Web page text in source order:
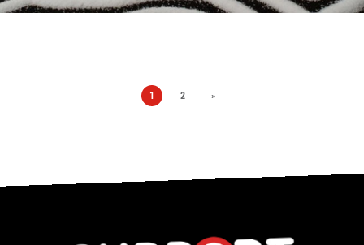
1 2 »